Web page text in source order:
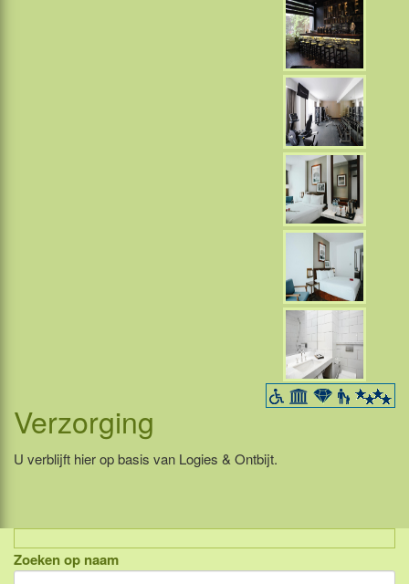
Verzorging
U verblijft hier op basis van Logies & Ontbijt.
Indonesië, eilandcombinaties
Zoeken op naam